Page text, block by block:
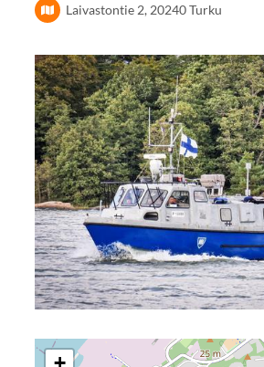
Laivastontie 2, 20240 Turku